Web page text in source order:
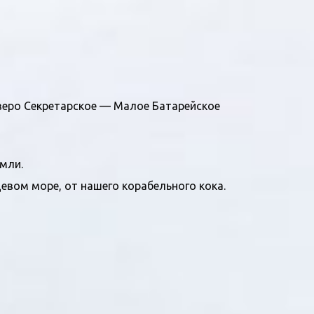
Секретарское — Малое Батарейское
море, от нашего корабельного кока.